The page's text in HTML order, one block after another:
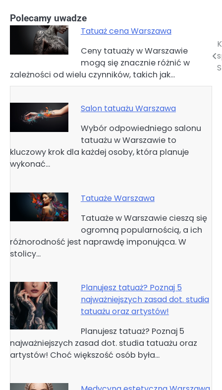
Polecamy uwadze
Tatuaż cena Warszawa
Ceny tatuaży w Warszawie
mogą się znacznie różnić w
zależności od wielu czynników, takich jak…
Salon tatuażu Warszawa
Wybór odpowiedniego salonu
tatuażu w Warszawie to
kluczowy krok dla każdej osoby, która planuje
wykonać…
Tatuaże Warszawa
Tatuaże w Warszawie cieszą się
ogromną popularnością, a ich
różnorodność jest naprawdę imponująca. W
stolicy…
Planujesz tatuaż? Poznaj 5
najważniejszych zasad dot. studia
tatuażu oraz artystów!
Planujesz tatuaż? Poznaj 5
najważniejszych zasad dot. studia tatuażu oraz
artystów! Choć większość osób była…
Nawigacja